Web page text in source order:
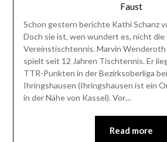
Faust
Schon gestern berichte Kathi Schanz
Doch sie ist, wen wundert es, nicht die
Vereinstischtennis. Marvin Wenderoth
spielt seit 12 Jahren Tischtennis. Er
TTR-Punkten in der Bezirksoberliga
Ihringshausen (Ihringshausen ist ein
in der Nähe von Kassel). Vor…
Read more